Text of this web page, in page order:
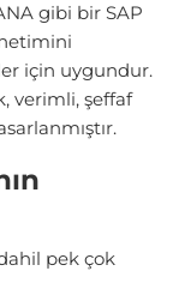
gibi bir SAP
için uygundur.
verimli, şeffaf
pek çok